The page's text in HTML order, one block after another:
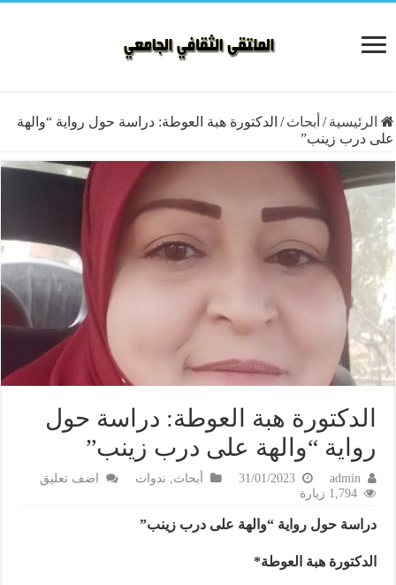
الرئيسية / أبحاث / الدكتورة هبة العوطة: دراسة حول رواية “والهة
على درب زينب”
الدكتورة هبة العوطة: دراسة حول
رواية “والهة على درب زينب”
admin
31/01/2023 أبحاث, ندوات
اضف تعليق
1,794 زيارة
دراسة حول رواية “والهة على درب زينب”
الدكتورة هبة العوطة*